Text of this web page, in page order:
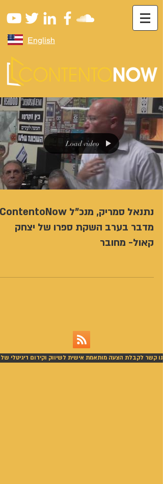
English
Load video
נתנאל סמריק, מנכ"ל ContentoNow
מדבר בערב השקת ספרו של יצחק
קאול- מחובר
קשר לקבלת הצעה מותאמת אישית לשיווק וקידום דיגיטלי של